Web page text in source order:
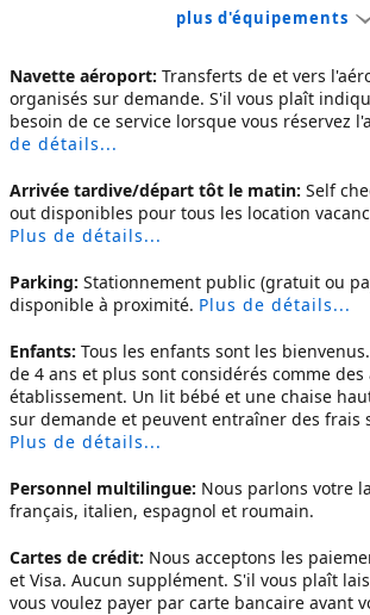
plus d'équipements
Navette aéroport: Transferts de et vers
organisés sur demande. S'il vous plaît
besoin de ce service lorsque vous réservez
de détails...
Arrivée tardive/départ tôt le matin: Self
out disponibles pour tous les location
Plus de détails...
Parking: Stationnement public (gratuit ou
disponible à proximité. Plus de détails...
Enfants: Tous les enfants sont les
de 4 ans et plus sont considérés comme
établissement. Un lit bébé et une chaise
sur demande et peuvent entraîner des frais
Plus de détails...
Personnel multilingue: Nous parlons votre
français, italien, espagnol et roumain.
Cartes de crédit: Nous acceptons les
et Visa. Aucun supplément. S'il vous plaît
vous voulez payer par carte bancaire avant